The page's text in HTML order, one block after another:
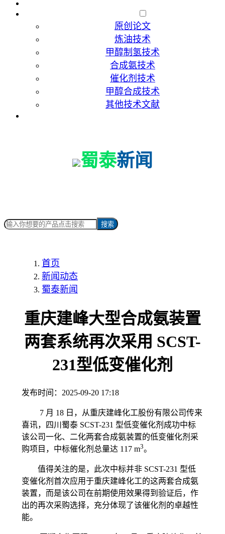
原创论文
炼油技术
甲醇制氢技术
合成氨技术
催化剂技术
甲醇合成技术
其他技术文献
蜀泰新闻
搜索
首页
新闻动态
蜀泰新闻
重庆建峰大型合成氨装置
两套系统再次采用 SCST-
231型低变催化剂
发布时间： 2025-09-20 17:18
7 月 18 日，从重庆建峰化工股份有限公司传来
喜讯，四川蜀泰 SCST-231 型低变催化剂成功中标
该公司一化、二化两套合成氨装置的低变催化剂采
购项目，中标催化剂总量达 117 m3。
值得关注的是，此次中标并非 SCST-231 型低
变催化剂首次应用于重庆建峰化工的这两套合成氨
装置，而是该公司在前期使用效果得到验证后，作
出的再次采购选择，充分体现了该催化剂的卓越性
能。